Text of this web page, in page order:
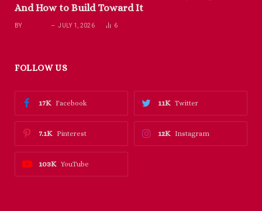
And How to Build Toward It
BY JULY 1, 2026 6
FOLLOW US
Facebook
17K Twitter
11K
Pinterest
7.1K Instagram
12K
YouTube
103K